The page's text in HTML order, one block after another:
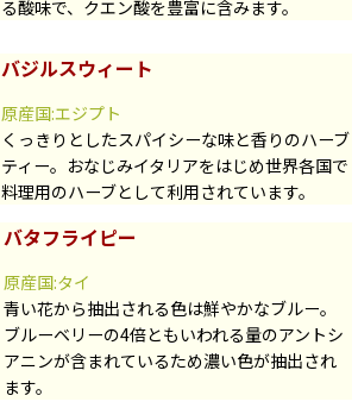
る酸味で、クエン酸を豊富に含みます。
バジルスウィート
原産国:エジプト
くっきりとしたスパイシーな味と香りのハーブ
ティー。おなじみイタリアをはじめ世界各国で
料理用のハーブとして利用されています。
バタフライピー
原産国:タイ
青い花から抽出される色は鮮やかなブルー。
ブルーベリーの4倍ともいわれる量のアントシ
アニンが含まれているため濃い色が抽出され
ます。